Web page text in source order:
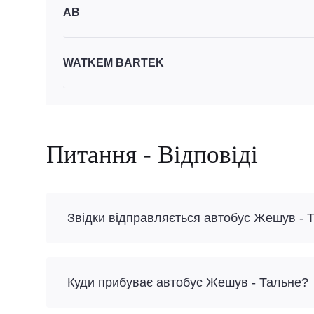
АВ
WATKEM BARTEK
Питання - Відповіді
Звідки відправляється автобус Жешув -
Куди прибуває автобус Жешув - Тальне?